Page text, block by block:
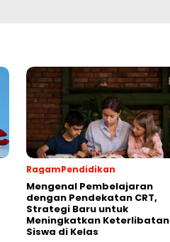
RagamPendidikan
Mengenal Pembelajaran
dengan Pendekatan CRT,
Strategi Baru untuk
Meningkatkan Keterlibatan
Siswa di Kelas